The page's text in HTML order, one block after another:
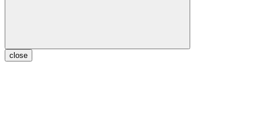
close